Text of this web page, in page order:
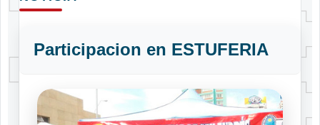
Participacion en ESTUFERIA